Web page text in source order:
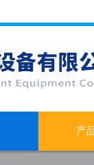
产